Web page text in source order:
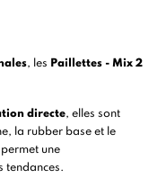
, les Paillettes - Mix 2
directe, elles sont
la rubber base et le
une
tendances.